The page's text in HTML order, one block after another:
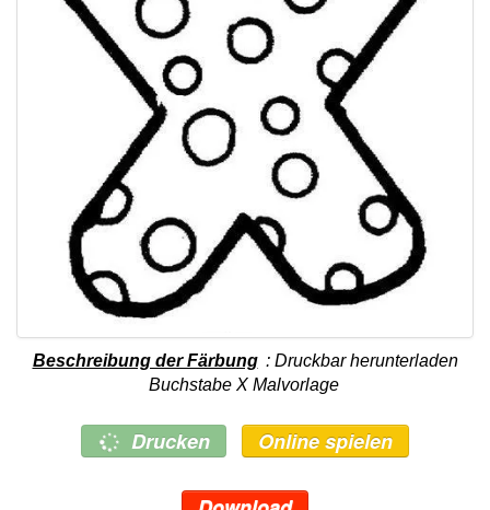
Beschreibung der Färbung : Druckbar herunterladen
Buchstabe X Malvorlage
Drucken Online spielen